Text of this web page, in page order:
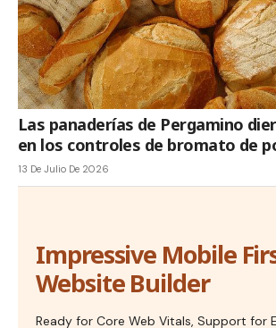
Las panaderías de Pergamino
en los controles de bromato de
13 De Julio De 2026
Impressive Mobile
Website Builder
Ready for Core Web Vitals, Support for